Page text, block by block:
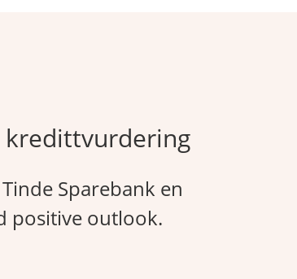
kredittvurdering
Sparebank en
positive outlook.